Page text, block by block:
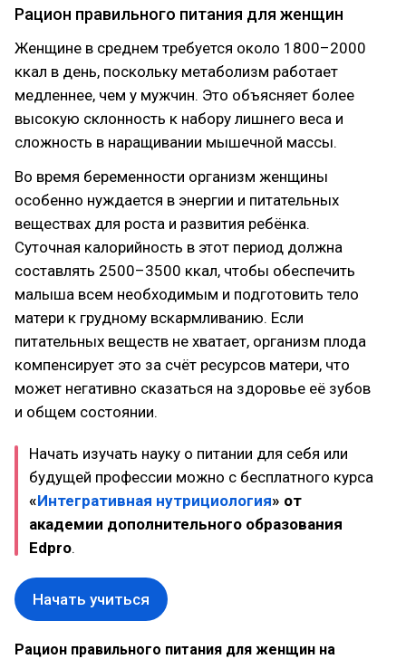
Рацион правильного питания для женщин
Женщине в среднем требуется около 1800–2000
ккал в день, поскольку метаболизм работает
медленнее, чем у мужчин. Это объясняет более
высокую склонность к набору лишнего веса и
сложность в наращивании мышечной массы.
Во время беременности организм женщины
особенно нуждается в энергии и питательных
веществах для роста и развития ребёнка.
Суточная калорийность в этот период должна
составлять 2500–3500 ккал, чтобы обеспечить
малыша всем необходимым и подготовить тело
матери к грудному вскармливанию. Если
питательных веществ не хватает, организм плода
компенсирует это за счёт ресурсов матери, что
может негативно сказаться на здоровье её зубов
и общем состоянии.
Начать изучать науку о питании для себя или
будущей профессии можно с бесплатного курса
«Интегративная нутрициология» от
академии дополнительного образования
Edpro.
Начать учиться
Рацион правильного питания для женщин на